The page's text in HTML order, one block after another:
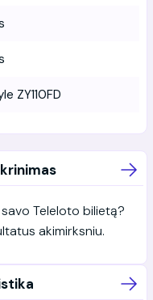
ZY110FD
Teleloto bilietą?
akimirksniu.